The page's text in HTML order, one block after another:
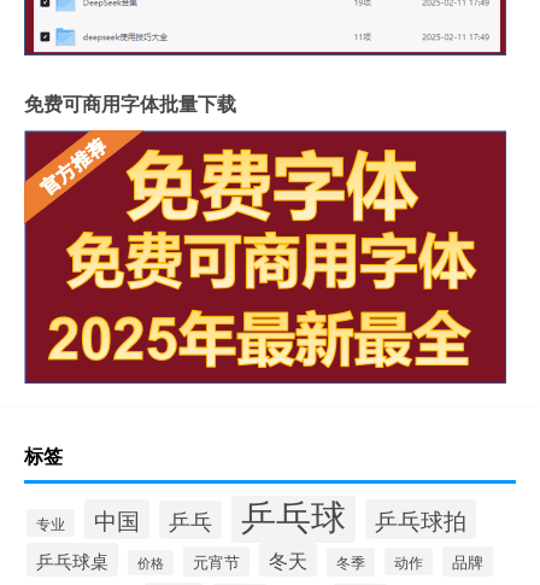
免费可商用字体批量下载
标签
专业 中国 乒乓 乒乓球 乒乓球拍
乒乓球桌 价格 元宵节 冬天 冬季 动作
品牌